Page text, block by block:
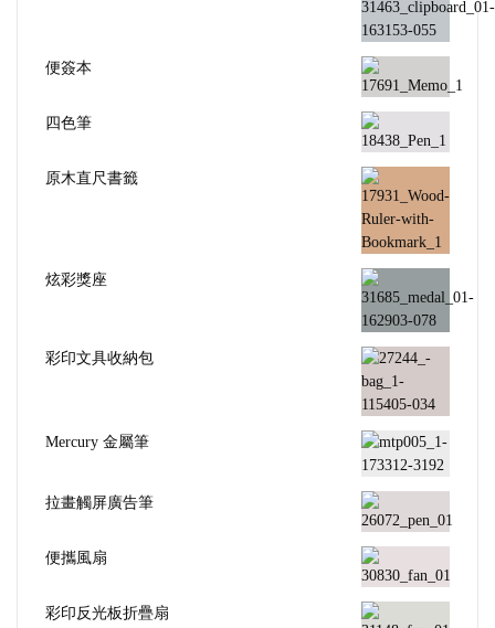
便簽本
四色筆
原木直尺書籤
炫彩獎座
彩印文具收納包
Mercury 金屬筆
拉畫觸屏廣告筆
便攜風扇
彩印反光板折疊扇